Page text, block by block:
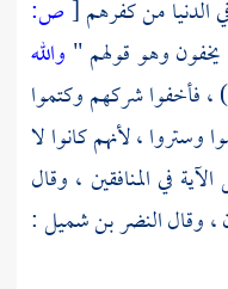
من كفرهم[ص:
وهو قولهم " والله
، 23 ) ، فأخفوا شركهم وكتموا
، لأنهم كانوا لا
في المنافقين ، وقال
، وقالالنضر بن شميل: